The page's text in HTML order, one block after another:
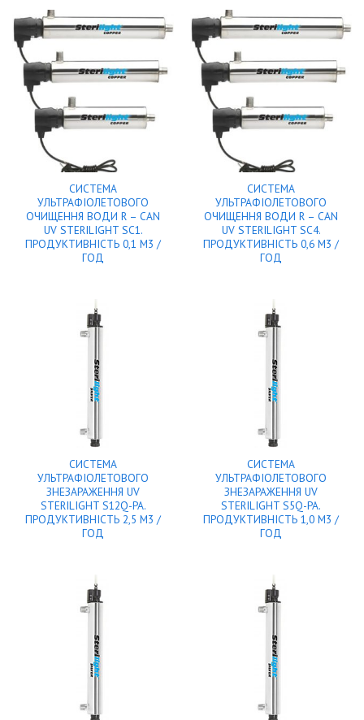
СИСТЕМА
УЛЬТРАФІОЛЕТОВОГО
ОЧИЩЕННЯ ВОДИ R – CAN
UV STERILIGHT SC1.
ПРОДУКТИВНІСТЬ 0,1 М3 /
ГОД
СИСТЕМА
УЛЬТРАФІОЛЕТОВОГО
ОЧИЩЕННЯ ВОДИ R – CAN
UV STERILIGHT SC4.
ПРОДУКТИВНІСТЬ 0,6 М3 /
ГОД
СИСТЕМА
УЛЬТРАФІОЛЕТОВОГО
ЗНЕЗАРАЖЕННЯ UV
STERILIGHT S12Q-PA.
ПРОДУКТИВНІСТЬ 2,5 М3 /
ГОД
СИСТЕМА
УЛЬТРАФІОЛЕТОВОГО
ЗНЕЗАРАЖЕННЯ UV
STERILIGHT S5Q-PA.
ПРОДУКТИВНІСТЬ 1,0 М3 /
ГОД